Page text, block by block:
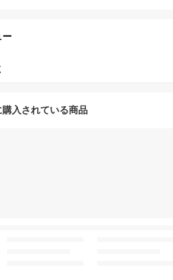
ー
入されている商品